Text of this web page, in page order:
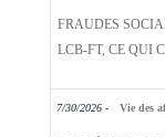
FRAUDES
LCB-FT, CE QUI
7/30/2026 - Vie des